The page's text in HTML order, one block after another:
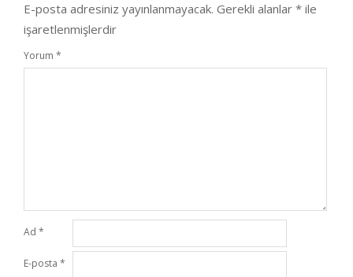
E-posta adresiniz yayınlanmayacak. Gerekli alanlar * ile
işaretlenmişlerdir
Yorum *
Ad *
E-posta *